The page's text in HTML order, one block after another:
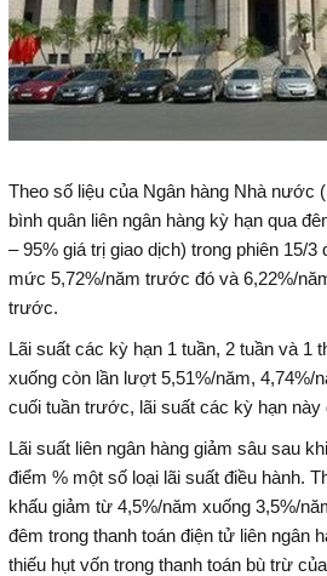
Theo số liệu của Ngân hàng Nhà nước
bình quân liên ngân hàng kỳ hạn qua
– 95% giá trị giao dịch) trong phiên 15/
mức 5,72%/năm trước đó và 6,22%/
trước.
Lãi suất các kỳ hạn 1 tuần, 2 tuần và 1
xuống còn lần lượt 5,51%/năm, 4,74%/
cuối tuần trước, lãi suất các kỳ hạn này
Lãi suất liên ngân hàng giảm sâu sau
điểm % một số loại lãi suất điều hành.
khấu giảm từ 4,5%/năm xuống 3,5%/
đêm trong thanh toán điện tử liên ngân
thiếu hụt vốn trong thanh toán bù trừ